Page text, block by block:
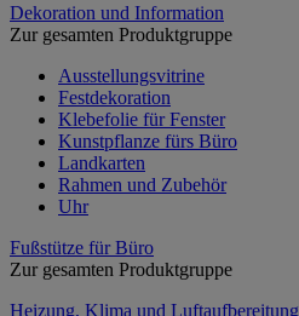
Dekoration und Information
Zur gesamten Produktgruppe
Ausstellungsvitrine
Festdekoration
Klebefolie für Fenster
Kunstpflanze fürs Büro
Landkarten
Rahmen und Zubehör
Uhr
Fußstütze für Büro
Zur gesamten Produktgruppe
Heizung, Klima und Luftaufbereitung